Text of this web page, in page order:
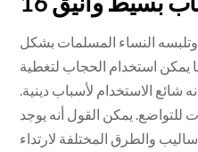
النساء المسلمات بشكل
يمكن استخدام الحجاب لتغطية
شائع الاستخدام لأسباب دينية.
للتواضع. يمكن القول أنه يوجد
والطرق المختلفة لارتداء